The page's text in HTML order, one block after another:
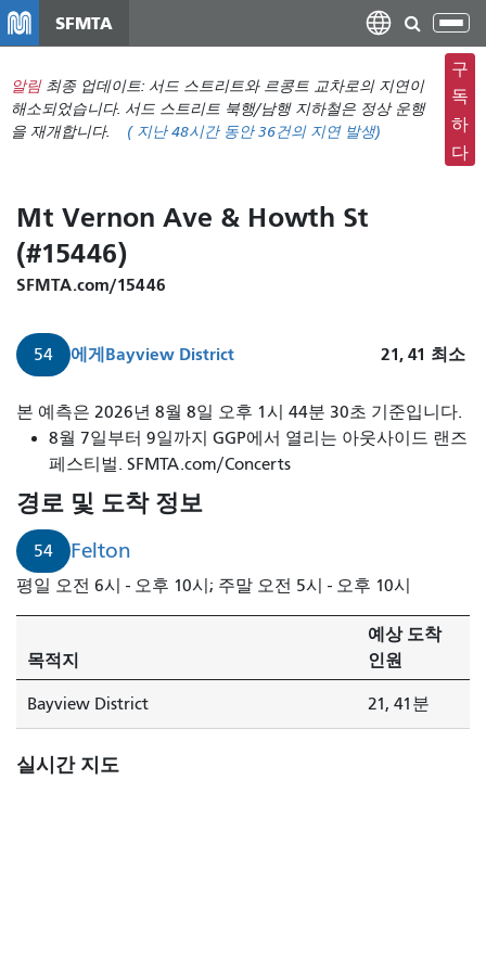
텐
츠
로
뛰
SFMTA
탐
색
메
뉴
전
환
알림 최종 업데이트: 서드 스트리트와 르콩트 교차로의 지연이
해소되었습니다. 서드 스트리트 북행/남행 지하철은 정상 운행
을 재개합니다.
( 지난 48시간 동안36건의 지연 발생)
구
독
하
다
Mt Vernon Ave & Howth St
(#15446)
SFMTA.com/15446
54 에게Bayview District 21, 41 최소
본 예측은 2026년 8월 8일 오후 1시 44분 30초 기준입니다.
8월 7일부터 9일까지 GGP에서 열리는 아웃사이드 랜즈
페스티벌. SFMTA.com/Concerts
경로 및 도착 정보
54 Felton
평일 오전 6시 - 오후 10시; 주말 오전 5시 - 오후 10시
목적지
예상 도착
인원
Bayview District 21, 41분
실시간 지도